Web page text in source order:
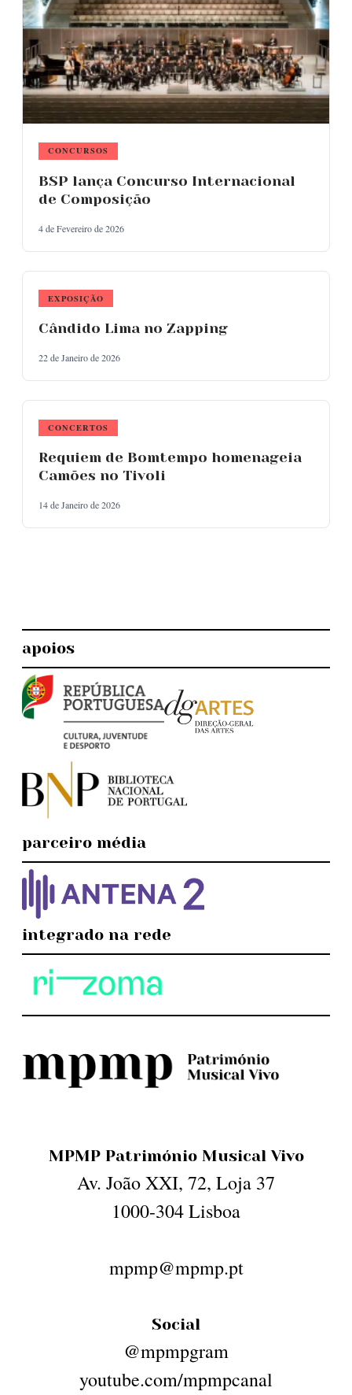
CONCURSOS
BSP lança Concurso Internacional
de Composição
4 de Fevereiro de 2026
EXPOSIÇÃO
Cândido Lima no Zapping
22 de Janeiro de 2026
CONCERTOS
Requiem de Bomtempo homenageia
Camões no Tivoli
14 de Janeiro de 2026
apoios
parceiro média
integrado na rede
MPMP Património Musical Vivo
Av. João XXI, 72, Loja 37
1000-304 Lisboa
mpmp@mpmp.pt
Social
@mpmpgram
youtube.com/mpmpcanal